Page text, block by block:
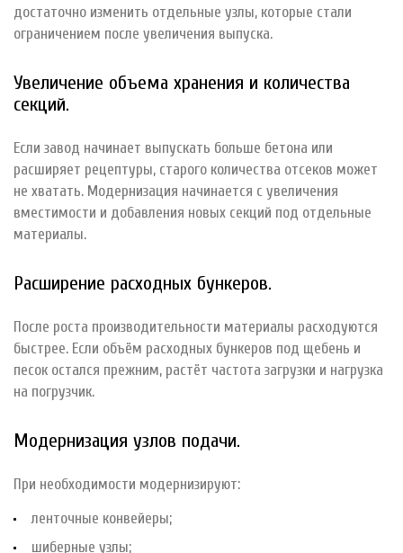
достаточно изменить отдельные узлы, которые стали
ограничением после увеличения выпуска.
Увеличение объема хранения и количества
секций.
Если завод начинает выпускать больше бетона или
расширяет рецептуры, старого количества отсеков может
не хватать. Модернизация начинается с увеличения
вместимости и добавления новых секций под отдельные
материалы.
Расширение расходных бункеров.
После роста производительности материалы расходуются
быстрее. Если объём расходных бункеров под щебень и
песок остался прежним, растёт частота загрузки и нагрузка
на погрузчик.
Модернизация узлов подачи.
При необходимости модернизируют:
ленточные конвейеры;
шиберные узлы;